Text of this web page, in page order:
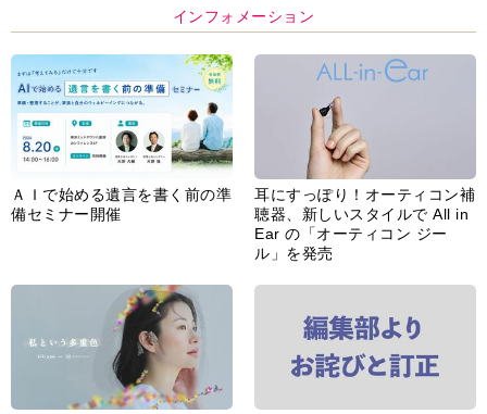
インフォメーション
ＡＩで始める遺言を書く前の準
備セミナー開催
耳にすっぽり！オーティコン補
聴器、新しいスタイルで All in
Ear の「オーティコン ジー
ル」を発売